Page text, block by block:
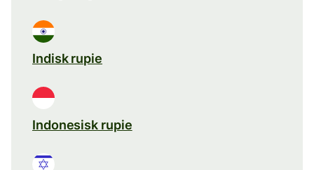
Indisk rupie
Indonesisk rupie